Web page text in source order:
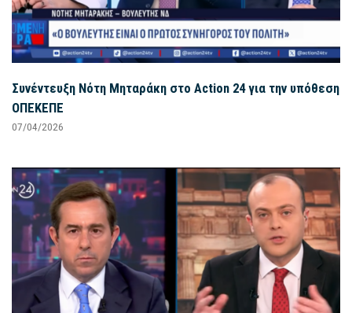
Συνέντευξη Νότη Μηταράκη στο Action 24 για την υπόθεση
ΟΠΕΚΕΠΕ
07/04/2026